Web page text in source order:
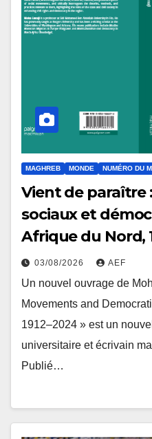
MAGHREB MONDE NUMÉRO DU
Vient de paraître
sociaux et
Afrique du Nord,
03/08/2026 AEF
Un nouvel ouvrage de
Movements and
1912–2024 » est un
universitaire et écrivain
Publié…